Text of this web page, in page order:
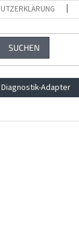
SUCHEN
Diagnostik-Adapter